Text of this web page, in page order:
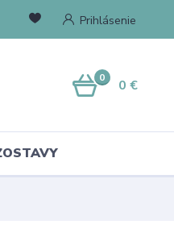
Prihlásenie
0 0 €